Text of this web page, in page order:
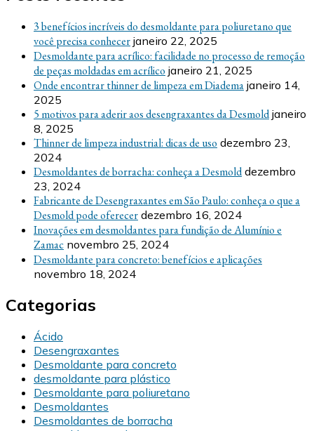
3 benefícios incríveis do desmoldante para poliuretano que
você precisa conhecer janeiro 22, 2025
Desmoldante para acrílico: facilidade no processo de remoção
de peças moldadas em acrílico janeiro 21, 2025
Onde encontrar thinner de limpeza em Diadema janeiro 14,
2025
5 motivos para aderir aos desengraxantes da Desmold janeiro
8, 2025
Thinner de limpeza industrial: dicas de uso dezembro 23,
2024
Desmoldantes de borracha: conheça a Desmold dezembro
23, 2024
Fabricante de Desengraxantes em São Paulo: conheça o que a
Desmold pode oferecer dezembro 16, 2024
Inovações em desmoldantes para fundição de Alumínio e
Zamac novembro 25, 2024
Desmoldante para concreto: benefícios e aplicações
novembro 18, 2024
Categorias
Ácido
Desengraxantes
Desmoldante para concreto
desmoldante para plástico
Desmoldante para poliuretano
Desmoldantes
Desmoldantes de borracha